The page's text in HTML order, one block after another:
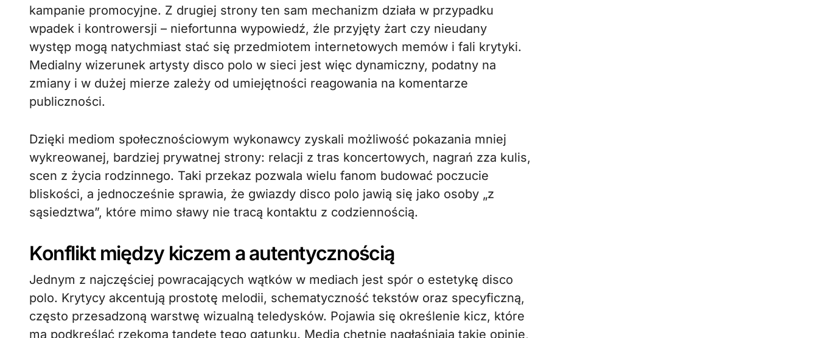
kampanie promocyjne. Z drugiej strony ten sam mechanizm działa w przypadku
wpadek i kontrowersji – niefortunna wypowiedź, źle przyjęty żart czy nieudany
występ mogą natychmiast stać się przedmiotem internetowych memów i fali krytyki.
Medialny wizerunek artysty disco polo w sieci jest więc dynamiczny, podatny na
zmiany i w dużej mierze zależy od umiejętności reagowania na komentarze
publiczności.
Dzięki mediom społecznościowym wykonawcy zyskali możliwość pokazania mniej
wykreowanej, bardziej prywatnej strony: relacji z tras koncertowych, nagrań zza kulis,
scen z życia rodzinnego. Taki przekaz pozwala wielu fanom budować poczucie
bliskości, a jednocześnie sprawia, że gwiazdy disco polo jawią się jako osoby „z
sąsiedztwa”, które mimo sławy nie tracą kontaktu z codziennością.
Konflikt między kiczem a autentycznością
Jednym z najczęściej powracających wątków w mediach jest spór o estetykę disco
polo. Krytycy akcentują prostotę melodii, schematyczność tekstów oraz specyficzną,
często przesadzoną warstwę wizualną teledysków. Pojawia się określenie kicz, które
ma podkreślać rzekomą tandetę tego gatunku. Media chętnie nagłaśniają takie opinie,